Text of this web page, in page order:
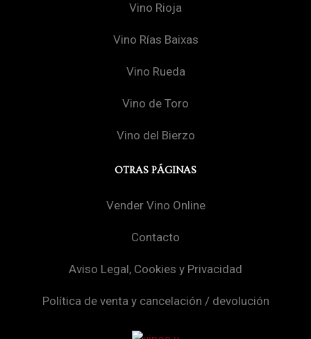
Vino Rioja
Vino Rías Baixas
Vino Rueda
Vino de Toro
Vino del Bierzo
OTRAS PÁGINAS
Vender Vino Online
Contacto
Aviso Legal, Cookies y Privacidad
Política de venta y cancelación / devolución